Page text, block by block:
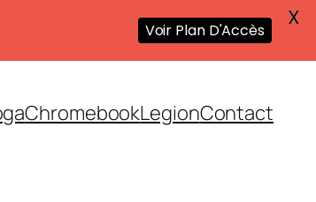
ChromebookLegionContact
Voir Plan D'Accès X